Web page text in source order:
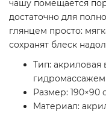
чашу помещается
достаточно для
глянцем просто:
сохранят блеск
Тип: акриловая
гидромассажем
Размер: 190×90
Материал: